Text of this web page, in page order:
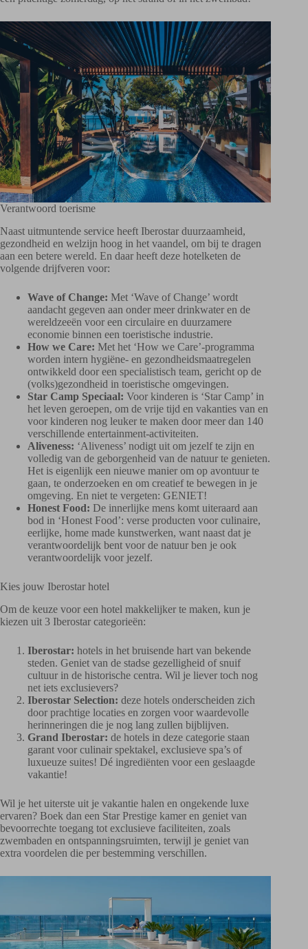
Verantwoord toerisme
Naast uitmuntende service heeft Iberostar duurzaamheid,
gezondheid en welzijn hoog in het vaandel, om bij te dragen
aan een betere wereld. En daar heeft deze hotelketen de
volgende drijfveren voor:
Wave of Change: Met ‘Wave of Change’ wordt
aandacht gegeven aan onder meer drinkwater en de
wereldzeeën voor een circulaire en duurzamere
economie binnen een toeristische industrie.
How we Care: Met het ‘How we Care’-programma
worden intern hygiëne- en gezondheidsmaatregelen
ontwikkeld door een specialistisch team, gericht op de
(volks)gezondheid in toeristische omgevingen.
Star Camp Speciaal: Voor kinderen is ‘Star Camp’ in
het leven geroepen, om de vrije tijd en vakanties van en
voor kinderen nog leuker te maken door meer dan 140
verschillende entertainment-activiteiten.
Aliveness: ‘Aliveness’ nodigt uit om jezelf te zijn en
volledig van de geborgenheid van de natuur te genieten.
Het is eigenlijk een nieuwe manier om op avontuur te
gaan, te onderzoeken en om creatief te bewegen in je
omgeving. En niet te vergeten: GENIET!
Honest Food: De innerlijke mens komt uiteraard aan
bod in ‘Honest Food’: verse producten voor culinaire,
eerlijke, home made kunstwerken, want naast dat je
verantwoordelijk bent voor de natuur ben je ook
verantwoordelijk voor jezelf.
Kies jouw Iberostar hotel
Om de keuze voor een hotel makkelijker te maken, kun je
kiezen uit 3 Iberostar categorieën:
Iberostar: hotels in het bruisende hart van bekende
steden. Geniet van de stadse gezelligheid of snuif
cultuur in de historische centra. Wil je liever toch nog
net iets exclusievers?
Iberostar Selection: deze hotels onderscheiden zich
door prachtige locaties en zorgen voor waardevolle
herinneringen die je nog lang zullen bijblijven.
Grand Iberostar: de hotels in deze categorie staan
garant voor culinair spektakel, exclusieve spa’s of
luxueuze suites! Dé ingrediënten voor een geslaagde
vakantie!
Wil je het uiterste uit je vakantie halen en ongekende luxe
ervaren? Boek dan een Star Prestige kamer en geniet van
bevoorrechte toegang tot exclusieve faciliteiten, zoals
zwembaden en ontspanningsruimten, terwijl je geniet van
extra voordelen die per bestemming verschillen.